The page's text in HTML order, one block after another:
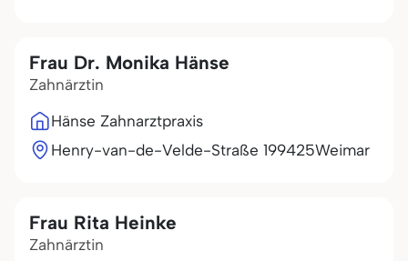
Frau Dr. Monika Hänse
Zahnärztin
Hänse Zahnarztpraxis
Henry-van-de-Velde-Straße 199425Weimar
Frau Rita Heinke
Zahnärztin